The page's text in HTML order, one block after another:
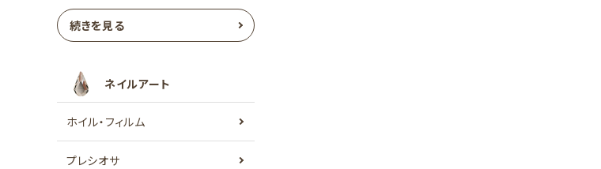
続きを見る
ネイルアート
ホイル・フィルム
プレシオサ